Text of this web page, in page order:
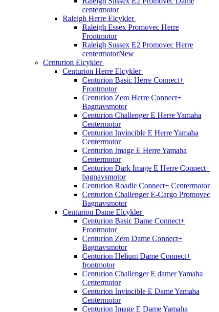
centermotor
Raleigh Herre Elcykler
Raleigh Essex Promovec Herre
Frontmotor
Raleigh Sussex E2 Promovec Herre
centermotorNew
Centurion Elcykler
Centurion Herre Elcykler
Centurion Basic Herre Connect+
Frontmotor
Centurion Zero Herre Connect+
Bagnavsmotor
Centurion Challenger E Herre Yamaha
Centermotor
Centurion Invincible E Herre Yamaha
Centermotor
Centurion Image E Herre Yamaha
Centermotor
Centurion Dark Image E Herre Connect+
bagnavsmotor
Centurion Roadie Connect+ Centermotor
Centurion Challenger E-Cargo Promovec
Bagnavsmotor
Centurion Dame Elcykler
Centurion Basic Dame Connect+
Frontmotor
Centurion Zero Dame Connect+
Bagnavsmotor
Centurion Helium Dame Connect+
frontmotor
Centurion Challenger E damer Yamaha
Centermotor
Centurion Invincible E Dame Yamaha
Centermotor
Centurion Image E Dame Yamaha